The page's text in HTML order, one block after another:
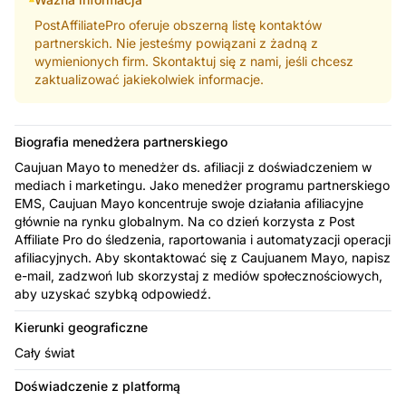
PostAffiliatePro oferuje obszerną listę kontaktów
partnerskich. Nie jesteśmy powiązani z żadną z
wymienionych firm. Skontaktuj się z nami, jeśli chcesz
zaktualizować jakiekolwiek informacje.
Biografia menedżera partnerskiego
Caujuan Mayo to menedżer ds. afiliacji z doświadczeniem w
mediach i marketingu. Jako menedżer programu partnerskiego
EMS, Caujuan Mayo koncentruje swoje działania afiliacyjne
głównie na rynku globalnym. Na co dzień korzysta z Post
Affiliate Pro do śledzenia, raportowania i automatyzacji operacji
afiliacyjnych. Aby skontaktować się z Caujuanem Mayo, napisz
e-mail, zadzwoń lub skorzystaj z mediów społecznościowych,
aby uzyskać szybką odpowiedź.
Kierunki geograficzne
Cały świat
Doświadczenie z platformą